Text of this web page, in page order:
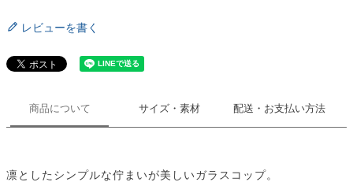
レビューを書く
商品について サイズ・素材 配送・お支払い方法
凛としたシンプルな佇まいが美しいガラスコップ。